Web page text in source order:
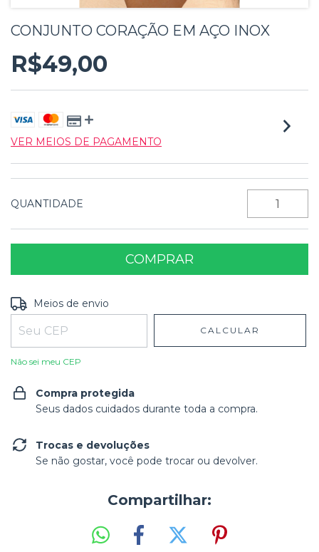
CONJUNTO CORAÇÃO EM AÇO INOX
R$49,00
VER MEIOS DE PAGAMENTO
QUANTIDADE
Entregas para o CEP:
Meios de envio
CALCULAR
Não sei meu CEP
Compra protegida
Seus dados cuidados durante toda a compra.
Trocas e devoluções
Se não gostar, você pode trocar ou devolver.
Compartilhar: